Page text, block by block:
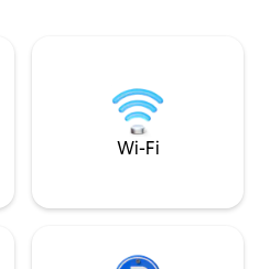
на по - малко от
черен път. OBS*
ниски или много
средства
Wi-Fi